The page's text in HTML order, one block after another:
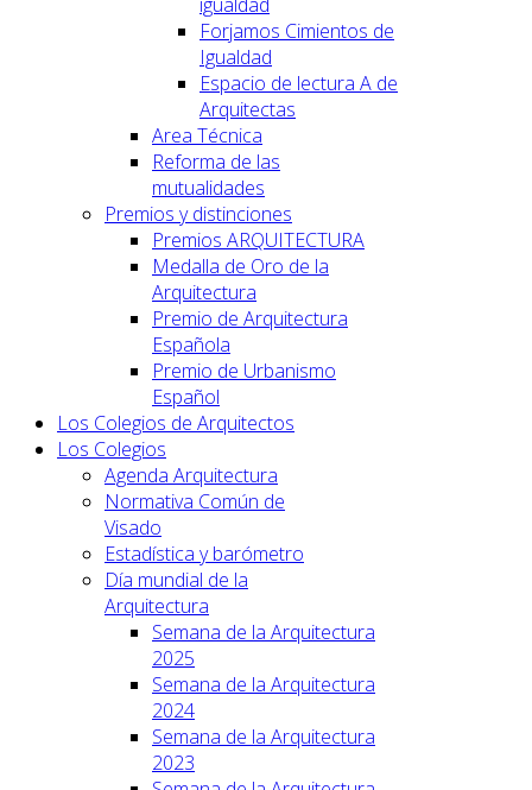
Forjamos Cimientos de
Igualdad
Espacio de lectura A de
Arquitectas
Area Técnica
Reforma de las
mutualidades
Premios y distinciones
Premios ARQUITECTURA
Medalla de Oro de la
Arquitectura
Premio de Arquitectura
Española
Premio de Urbanismo
Español
Los Colegios de Arquitectos
Los Colegios
Agenda Arquitectura
Normativa Común de
Visado
Estadística y barómetro
Día mundial de la
Arquitectura
Semana de la Arquitectura
2025
Semana de la Arquitectura
2024
Semana de la Arquitectura
2023